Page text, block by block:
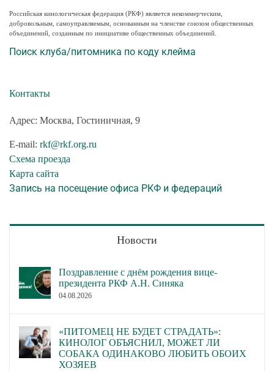
Российская кинологическая федерация (РКФ) является некоммерческим,
добровольным, самоуправляемым, основанным на членстве союзом общественных
объединений, созданным по инициативе общественных объединений.
Поиск клуба/питомника по коду клейма
Контакты
Адрес: Москва, Гостиничная, 9
E-mail: rkf@rkf.org.ru
Схема проезда
Карта сайта
Запись на посещение офиса РКФ и федераций
Новости
Поздравление с днём рождения вице-
президента РКФ А.Н. Синяка
04.08.2026
«ПИТОМЕЦ НЕ БУДЕТ СТРАДАТЬ»:
КИНОЛОГ ОБЪЯСНИЛ, МОЖЕТ ЛИ
СОБАКА ОДИНАКОВО ЛЮБИТЬ ОБОИХ
ХОЗЯЕВ